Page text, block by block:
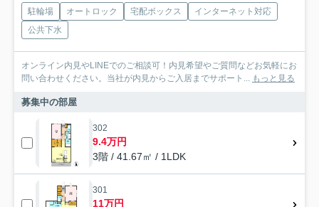
駐輪場 オートロック 宅配ボックス
インターネット対応
公共下水
オンライン内見やLINEでのご相談可！内見希望やご質問などお気軽にお
問い合わせください。当社が内見からご入居までサポート... もっと見る
募集中の部屋
302
9.4万円
3階 / 41.67㎡ / 1LDK
301
11万円